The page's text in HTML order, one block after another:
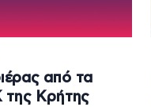
από τα
της Κρήτης